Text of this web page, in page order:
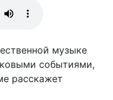
музыке
событиями,
расскажет